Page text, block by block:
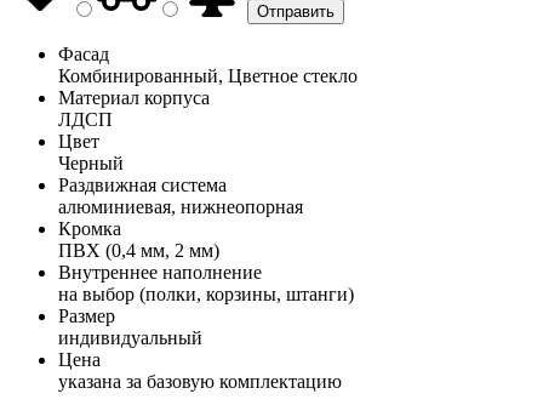
Фасад
Комбинированный, Цветное стекло
Материал корпуса
ЛДСП
Цвет
Черный
Раздвижная система
алюминиевая, нижнеопорная
Кромка
ПВХ (0,4 мм, 2 мм)
Внутреннее наполнение
на выбор (полки, корзины, штанги)
Размер
индивидуальный
Цена
указана за базовую комплектацию